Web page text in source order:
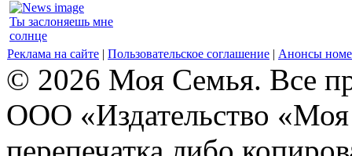
Ты заслоняешь мне
солнце
Реклама на сайте | Пользовательское соглашение | Анонсы
© 2026 Моя Семья. Все
ООО «Издательство